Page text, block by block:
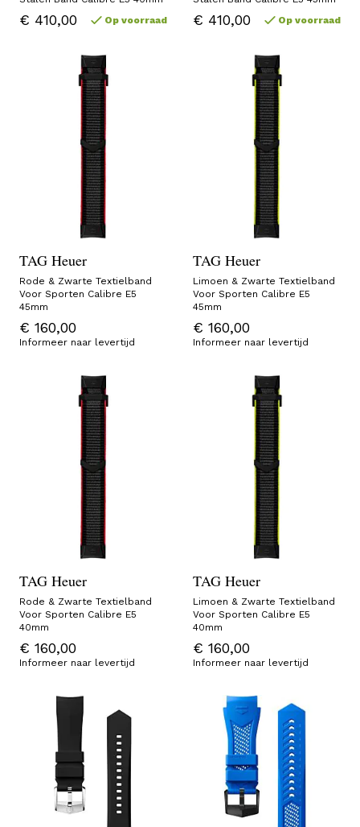
€ 410,00 Op voorraad € 410,00 Op voorraad
TAG Heuer
Rode & Zwarte Textielband
Voor Sporten Calibre E5
45mm
€ 160,00
Informeer naar levertijd
TAG Heuer
Limoen & Zwarte Textielband
Voor Sporten Calibre E5
45mm
€ 160,00
Informeer naar levertijd
TAG Heuer
Rode & Zwarte Textielband
Voor Sporten Calibre E5
40mm
€ 160,00
Informeer naar levertijd
TAG Heuer
Limoen & Zwarte Textielband
Voor Sporten Calibre E5
40mm
€ 160,00
Informeer naar levertijd